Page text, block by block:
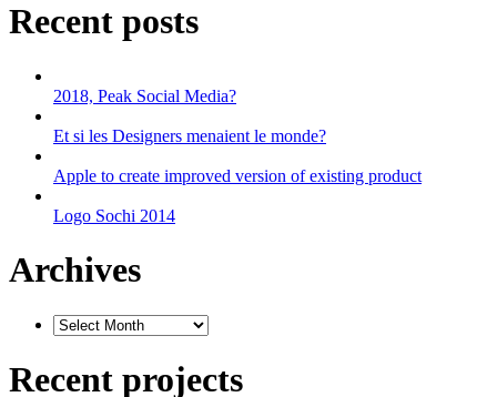
Recent posts
2018, Peak Social Media?
Et si les Designers menaient le monde?
Apple to create improved version of existing product
Logo Sochi 2014
Archives
Recent projects